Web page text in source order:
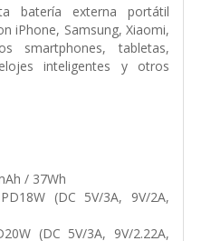
batería externa portátil
iPhone, Samsung, Xiaomi,
smartphones, tabletas,
inteligentes y otros
/ 37Wh
(DC 5V/3A, 9V/2A,
(DC 5V/3A, 9V/2.22A,